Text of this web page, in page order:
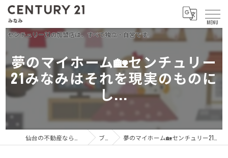
夢のマイホーム🏡センチュリー
21みなみはそれを現実のものに
し...
ブログ 夢のマイホーム🏡センチュリー21みなみはそれを現実のものにし...